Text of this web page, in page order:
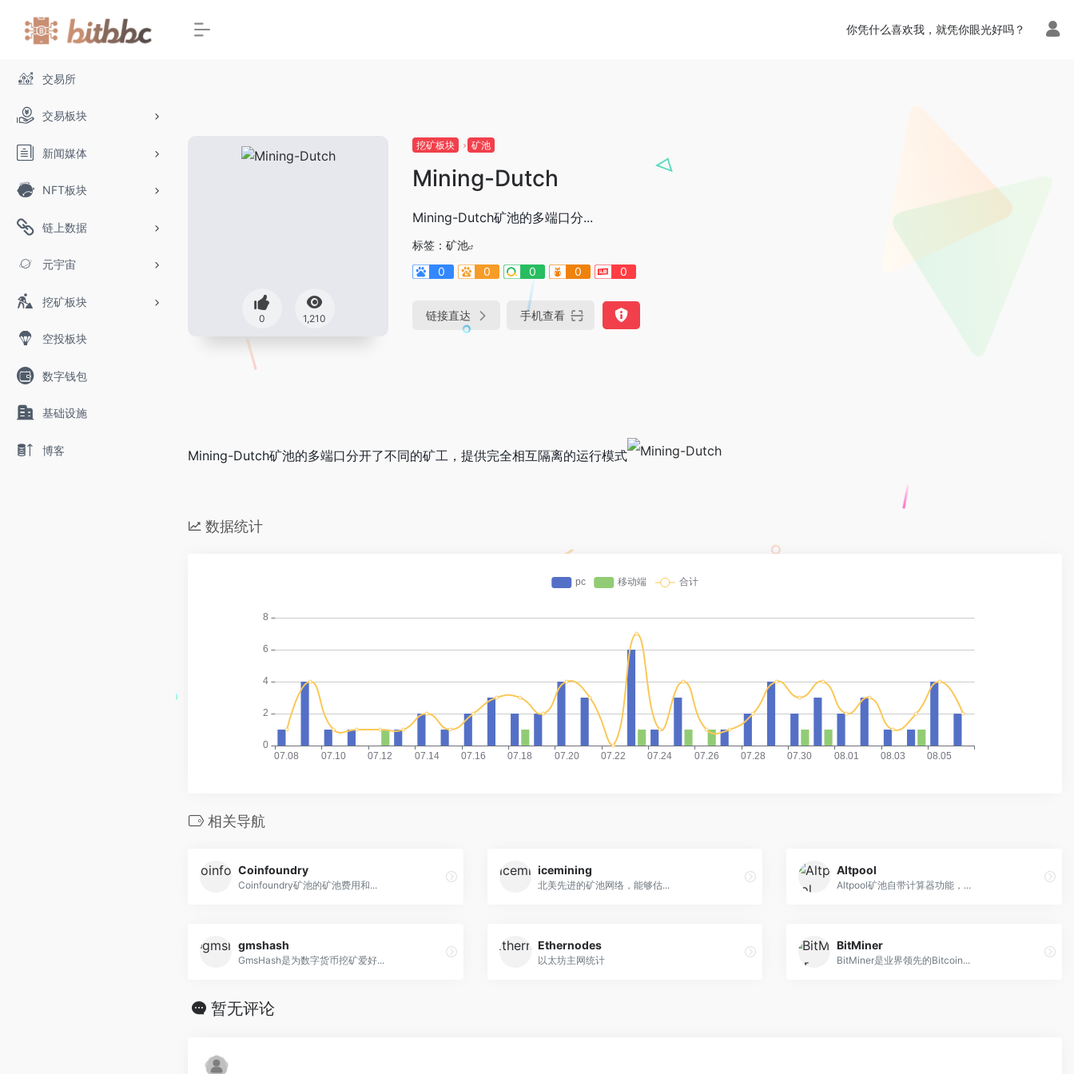
交易所
交易板块
新闻媒体
NFT板块
链上数据
元宇宙
挖矿板块
空投板块
数字钱包
基础设施
博客
你凭什么喜欢我，就凭你眼光好吗？
0 1,210
挖矿板块 矿池
Mining-Dutch
Mining-Dutch矿池的多端口分...
标签： 矿池
0
0 0 0 0
链接直达 手机查看
Mining-Dutch矿池的多端口分开了不同的矿工，提供完全相互隔离的运行模式
数据统计
相关导航
Coinfoundry
Coinfoundry矿池的矿池费用和...
icemining
北美先进的矿池网络，能够估...
Altpool
Altpool矿池自带计算器功能，...
gmshash
GmsHash是为数字货币挖矿爱好...
Ethernodes
以太坊主网统计
BitMiner
BitMiner是业界领先的Bitcoin...
暂无评论